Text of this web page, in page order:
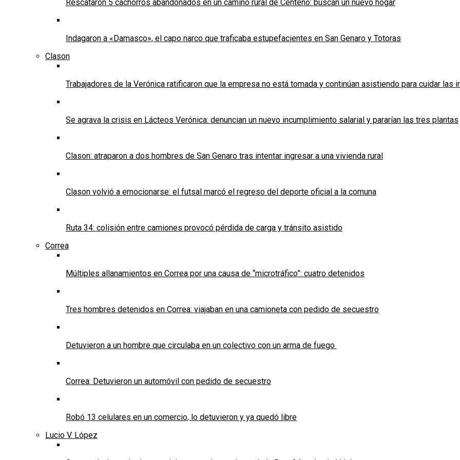
Rescataron 5 cachorros abandonados en un camino rural de Centeno: buscan un nuevo hogar
Indagaron a «Damasco», el capo narco que traficaba estupefacientes en San Genaro y Totoras
Clason
Trabajadores de la Verónica ratificaron que la empresa no está tomada y continúan asistiendo para cuidar las
Se agrava la crisis en Lácteos Verónica: denuncian un nuevo incumplimiento salarial y pararían las tres plantas
Clason: atraparon a dos hombres de San Genaro tras intentar ingresar a una vivienda rural
Clason volvió a emocionarse: el futsal marcó el regreso del deporte oficial a la comuna
Ruta 34: colisión entre camiones provocó pérdida de carga y tránsito asistido
Correa
Múltiples allanamientos en Correa por una causa de “microtráfico”: cuatro detenidos
Tres hombres detenidos en Correa: viajaban en una camioneta con pedido de secuestro
Detuvieron a un hombre que circulaba en un colectivo con un arma de fuego
Correa: Detuvieron un automóvil con pedido de secuestro
Robó 13 celulares en un comercio, lo detuvieron y ya quedó libre
Lucio V. López